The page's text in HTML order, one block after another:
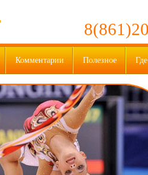
Комментарии Полезное